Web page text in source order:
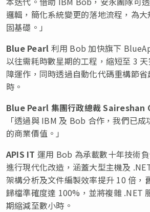
邏輯，簡化系統變更的落地流程，為
固基礎。」
Blue Pearl 利用 Bob 加快旗下
以往需耗時數星期的工程，縮短至 3
障運作，同時透過自動化代碼重構節
時。
Blue Pearl 集團行政總裁Saireshan
「透過與 IBM 及 Bob 合作，我們已
的商業價值。」
APIS IT 運用 Bob 為承載數十年技術
進行現代化改造，涵蓋大型主機及
架構分析及文件編製效率提升 10 倍，
歸檔準確度達 100%，並將複雜 .NET
期縮減至數小時。